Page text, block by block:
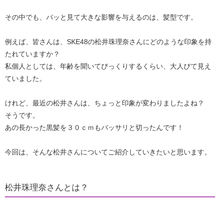
その中でも、パッと見て大きな影響を与えるのは、髪型です。
例えば、皆さんは、SKE48の松井珠理奈さんにどのような印象を持
たれていますか？
私個人としては、年齢を聞いてびっくりするくらい、大人びて見え
ていました。
けれど、最近の松井さんは、ちょっと印象が変わりましたよね？
そうです。
あの長かった黒髪を３０ｃｍもバッサリと切ったんです！
今回は、そんな松井さんについてご紹介していきたいと思います。
松井珠理奈さんとは？